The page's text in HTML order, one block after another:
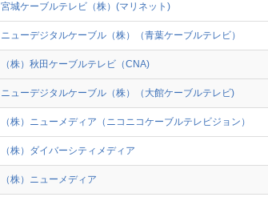
宮城ケーブルテレビ（株）(マリネット)
ニューデジタルケーブル（株）（青葉ケーブルテレビ）
（株）秋田ケーブルテレビ（CNA)
ニューデジタルケーブル（株）（大館ケーブルテレビ)
（株）ニューメディア（ニコニコケーブルテレビジョン）
（株）ダイバーシティメディア
（株）ニューメディア